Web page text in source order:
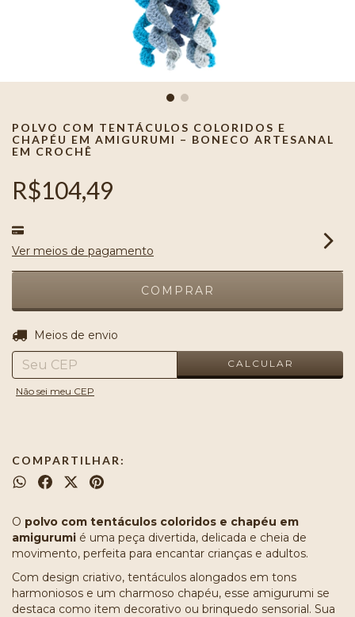
POLVO COM TENTÁCULOS COLORIDOS E
CHAPÉU EM AMIGURUMI – BONECO ARTESANAL
EM CROCHÊ
R$104,49
Ver meios de pagamento
Entregas para o CEP:
Meios de envio
CALCULAR
Não sei meu CEP
COMPARTILHAR:
O polvo com tentáculos coloridos e chapéu em
amigurumi é uma peça divertida, delicada e cheia de
movimento, perfeita para encantar crianças e adultos.
Com design criativo, tentáculos alongados em tons
harmoniosos e um charmoso chapéu, esse amigurumi se
destaca como item decorativo ou brinquedo sensorial. Sua